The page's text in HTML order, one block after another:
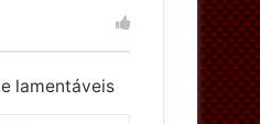
lamentáveis